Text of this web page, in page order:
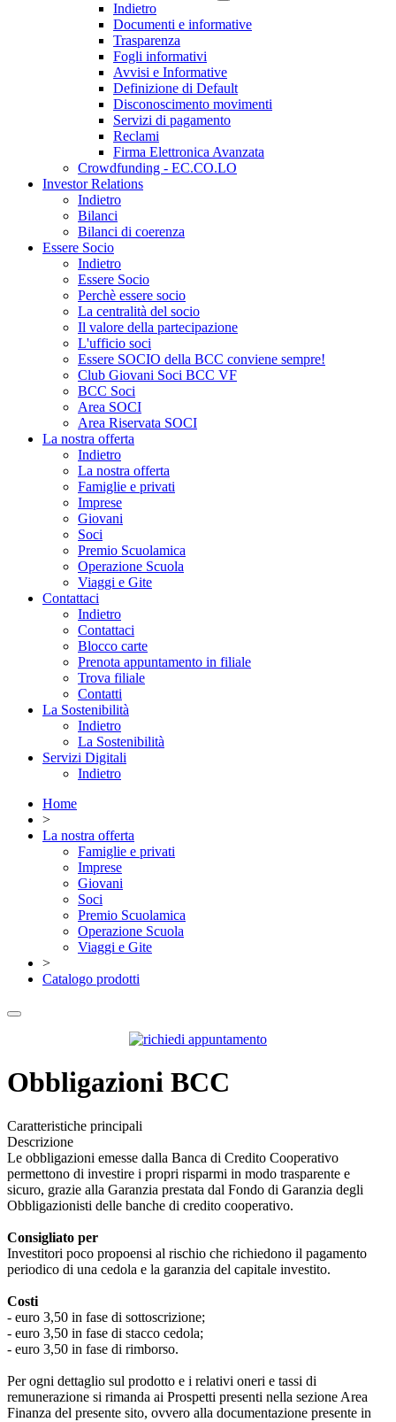
Indietro
Documenti e informative
Trasparenza
Fogli informativi
Avvisi e Informative
Definizione di Default
Disconoscimento movimenti
Servizi di pagamento
Reclami
Firma Elettronica Avanzata
Crowdfunding - EC.CO.LO
Investor Relations
Indietro
Bilanci
Bilanci di coerenza
Essere Socio
Indietro
Essere Socio
Perchè essere socio
La centralità del socio
Il valore della partecipazione
L'ufficio soci
Essere SOCIO della BCC conviene sempre!
Club Giovani Soci BCC VF
BCC Soci
Area SOCI
Area Riservata SOCI
La nostra offerta
Indietro
La nostra offerta
Famiglie e privati
Imprese
Giovani
Soci
Premio Scuolamica
Operazione Scuola
Viaggi e Gite
Contattaci
Indietro
Contattaci
Blocco carte
Prenota appuntamento in filiale
Trova filiale
Contatti
La Sostenibilità
Indietro
La Sostenibilità
Servizi Digitali
Indietro
Home
>
La nostra offerta
Famiglie e privati
Imprese
Giovani
Soci
Premio Scuolamica
Operazione Scuola
Viaggi e Gite
>
Catalogo prodotti
Obbligazioni BCC
Caratteristiche principali
Descrizione
Le obbligazioni emesse dalla Banca di Credito Cooperativo
permettono di investire i propri risparmi in modo trasparente e
sicuro, grazie alla Garanzia prestata dal Fondo di Garanzia degli
Obbligazionisti delle banche di credito cooperativo.
Consigliato per
Investitori poco propoensi al rischio che richiedono il pagamento
periodico di una cedola e la garanzia del capitale investito.
Costi
- euro 3,50 in fase di sottoscrizione;
- euro 3,50 in fase di stacco cedola;
- euro 3,50 in fase di rimborso.
Per ogni dettaglio sul prodotto e i relativi oneri e tassi di
remunerazione si rimanda ai Prospetti presenti nella sezione Area
Finanza del presente sito, ovvero alla documentazione presente in